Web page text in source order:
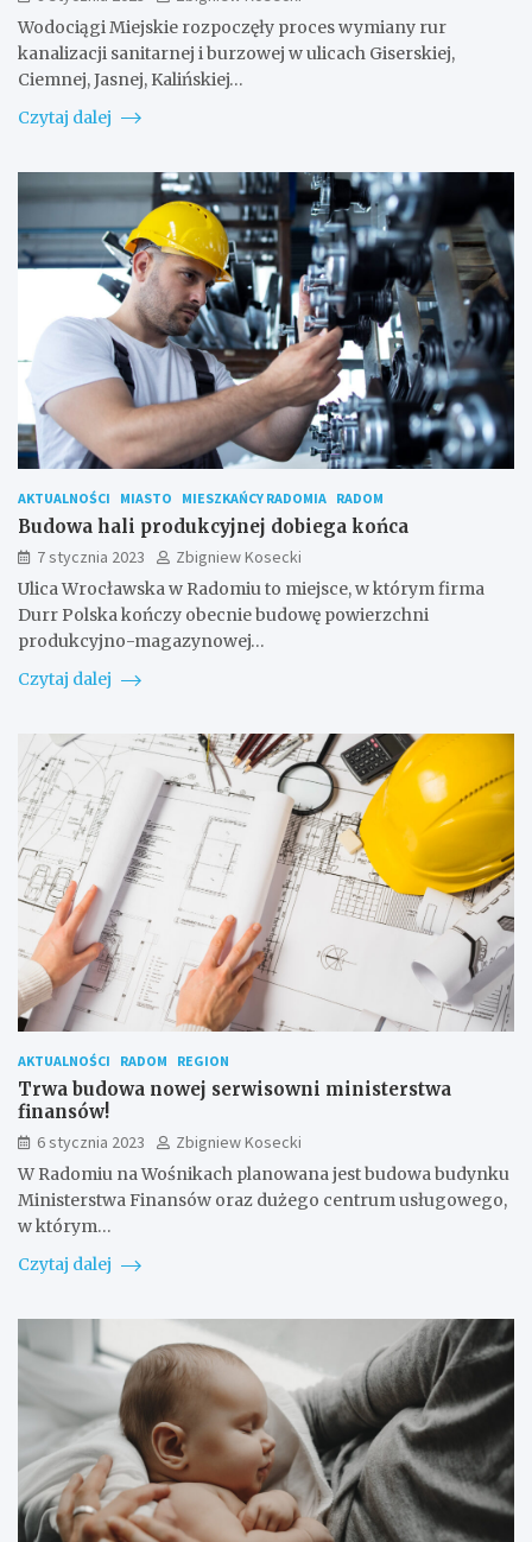
Wodociągi Miejskie rozpoczęły proces wymiany rur
kanalizacji sanitarnej i burzowej w ulicach Giserskiej,
Ciemnej, Jasnej, Kalińskiej…
Czytaj dalej
AKTUALNOŚCI MIASTO MIESZKAŃCY RADOMIA RADOM
Budowa hali produkcyjnej dobiega końca
7 stycznia 2023
Zbigniew Kosecki
Ulica Wrocławska w Radomiu to miejsce, w którym firma
Durr Polska kończy obecnie budowę powierzchni
produkcyjno-magazynowej…
Czytaj dalej
AKTUALNOŚCI RADOM REGION
Trwa budowa nowej serwisowni ministerstwa
finansów!
6 stycznia 2023
Zbigniew Kosecki
W Radomiu na Wośnikach planowana jest budowa budynku
Ministerstwa Finansów oraz dużego centrum usługowego,
w którym…
Czytaj dalej